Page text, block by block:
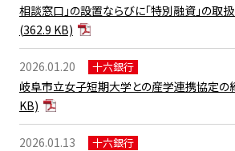
相談窓口」の設置ならびに「特別融資」の取
(362.9 KB)
2026.01.20 十六銀行
岐阜市立女子短期大学との産学連携協定の
KB)
2026.01.13 十六銀行